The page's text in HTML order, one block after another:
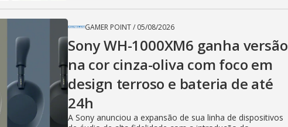
GAMER POINT/ 05/08/2026
Sony WH-1000XM6 ganha versão
na cor cinza-oliva com foco em
design terroso e bateria de até
24h
A Sony anunciou a expansão de sua linha de dispositivos